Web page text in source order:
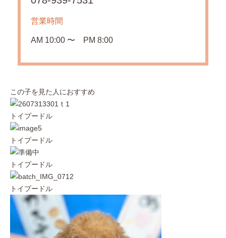
営業時間
AM 10:00 〜 PM 8:00
この子を見た人におすすめ
トイプードル
トイプードル
トイプードル
トイプードル